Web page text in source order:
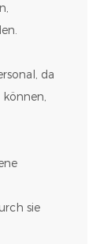
da
sie